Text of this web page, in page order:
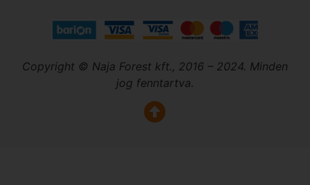
Copyright © Naja Forest kft., 2016 – 2024. Minden
jog fenntartva.